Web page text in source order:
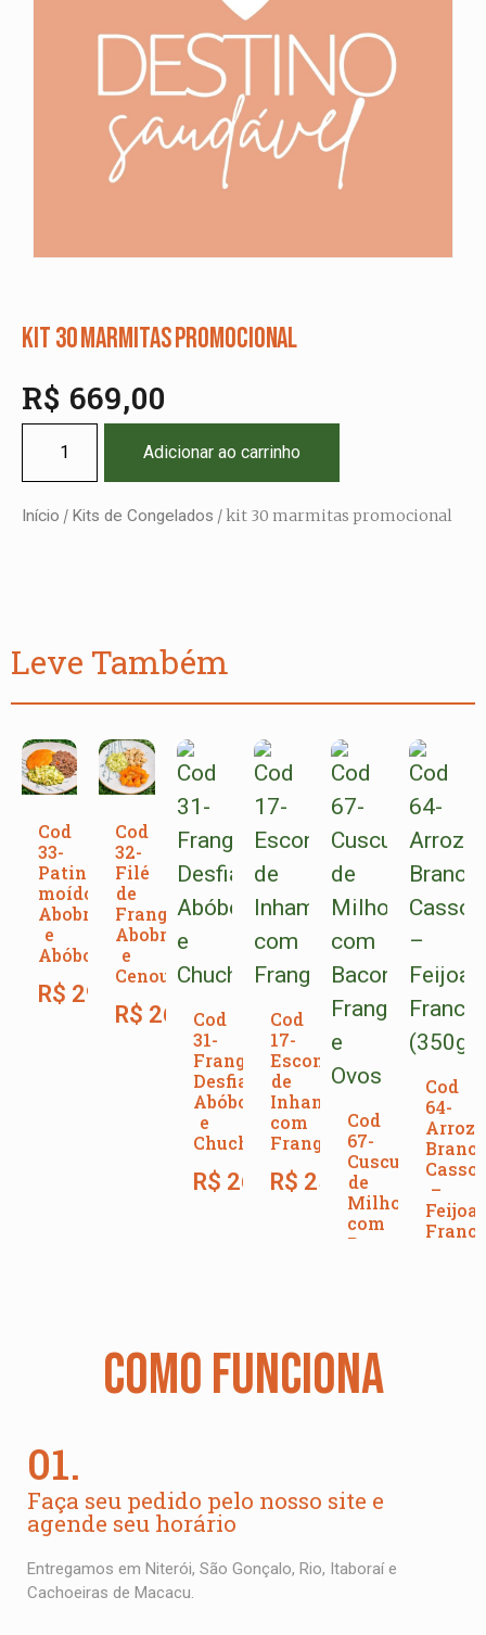
kit 30 marmitas promocional
R$ 669,00
Adicionar ao carrinho
Início / Kits de Congelados / kit 30 marmitas promocional
Leve Também
Cod
33-
Patinho
moído,
Abobrinha
e
Abóbora
R$ 29,00
Cod
32-
Filé
de
Frango,
Abobrinha
e
Cenoura
R$ 26,00Cod
31-
Frango
Desfiado,
Abóbora
e
Chuchu
R$ 26,00
Cod
17-
Escondidinho
de
Inhame
com
Frango
R$ 25,00
Cod
67-
Cuscuz
de
Milho
com
Bacon,
Cod
64-
Arroz
–
COMO FUNCIONA
01.
Faça seu pedido pelo nosso site e
agende seu horário
Entregamos em Niterói, São Gonçalo, Rio, Itaboraí e
Cachoeiras de Macacu.